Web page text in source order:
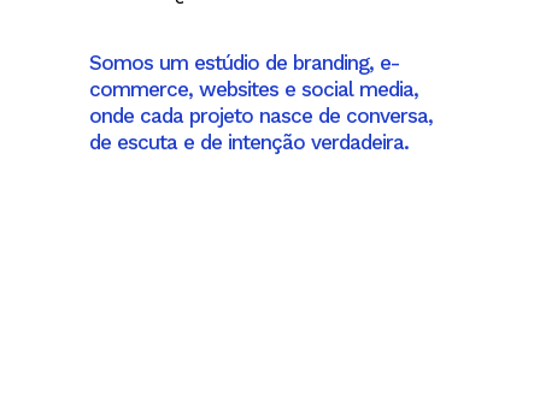
Somos um estúdio de branding, e-
commerce, websites e social media,
onde cada projeto nasce de conversa,
de escuta e de intenção verdadeira.